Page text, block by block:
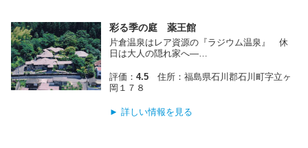
彩る季の庭 薬王館
片倉温泉はレア資源の『ラジウム温泉』 休
日は大人の隠れ家へ―…
評価：4.5 住所：福島県石川郡石川町字立ヶ
岡１７８
► 詳しい情報を見る